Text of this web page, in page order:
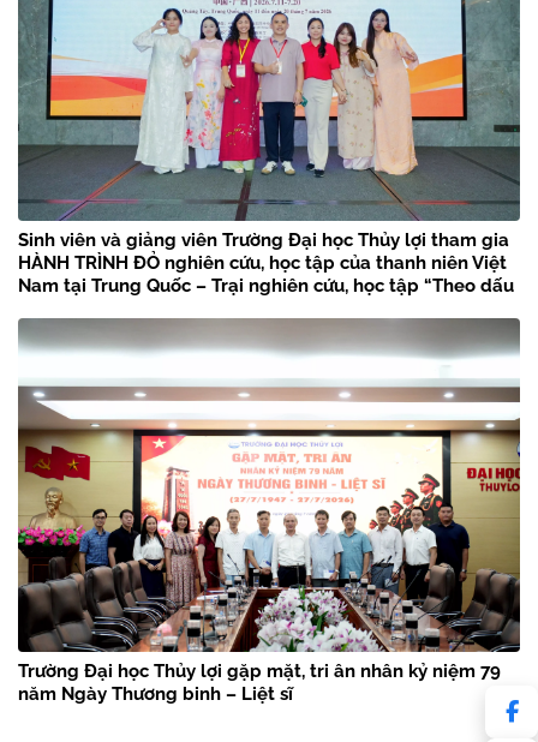
Sinh viên và giảng viên Trường Đại học Thủy lợi tham gia
HÀNH TRÌNH ĐỎ nghiên cứu, học tập của thanh niên Việt
Nam tại Trung Quốc – Trại nghiên cứu, học tập “Theo dấu
Trường Đại học Thủy lợi gặp mặt, tri ân nhân kỷ niệm 79
năm Ngày Thương binh – Liệt sĩ